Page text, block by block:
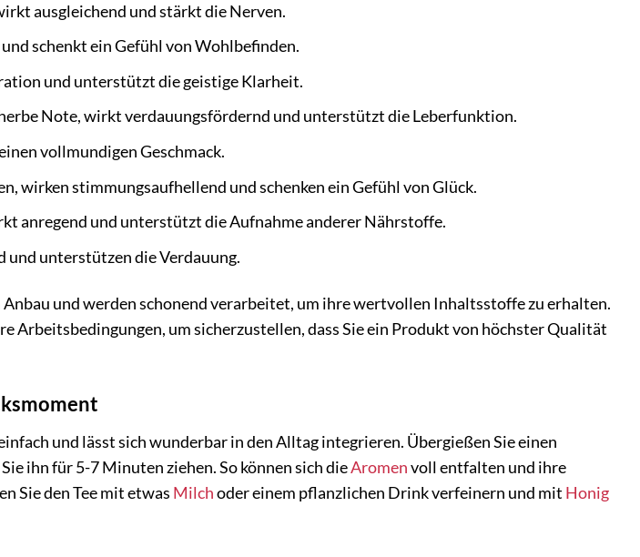
ausgleichend und stärkt die Nerven.
schenkt ein Gefühl von Wohlbefinden.
und unterstützt die geistige Klarheit.
Note, wirkt verdauungsfördernd und unterstützt die Leberfunktion.
vollmundigen Geschmack.
wirken stimmungsaufhellend und schenken ein Gefühl von Glück.
anregend und unterstützt die Aufnahme anderer Nährstoffe.
und unterstützen die Verdauung.
und werden schonend verarbeitet, um ihre wertvollen Inhaltsstoffe zu erhalten.
Arbeitsbedingungen, um sicherzustellen, dass Sie ein Produkt von höchster Qualität
und lässt sich wunderbar in den Alltag integrieren. Übergießen Sie einen
ihn für 5-7 Minuten ziehen. So können sich dieAromenvoll entfalten und ihre
Sie den Tee mit etwas Milchoder einem pflanzlichen Drink verfeinern und mit Honig